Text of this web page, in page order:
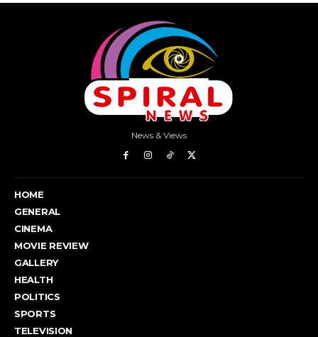
News & Views
HOME
GENERAL
CINEMA
MOVIE REVIEW
GALLERY
HEALTH
POLITICS
SPORTS
TELEVISION